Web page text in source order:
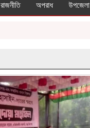
রাজনীতি অপরাধ উপজেলা